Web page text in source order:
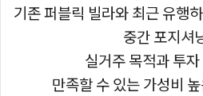
기존 퍼블릭 빌라와 최근 유행
중간 포지셔
실거주 목적과 투
만족할 수 있는 가성비